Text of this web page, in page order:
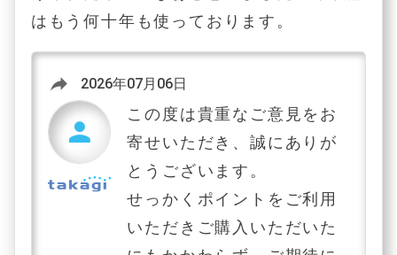
はもう何十年も使っております。
reply 2026年07月06日
この度は貴重なご意見をお
寄せいただき、誠にありが
とうございます。
せっかくポイントをご利用
いただきご購入いただいた
person